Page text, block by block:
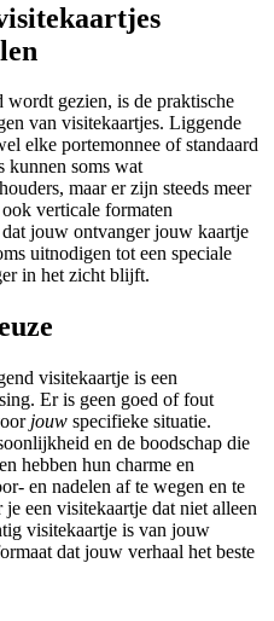
gezien, is de praktische
van visitekaartjes. Liggende
elke portemonnee of standaard
kunnen soms wat
maar er zijn steeds meer
verticale formaten
jouw ontvanger jouw kaartje
uitnodigen tot een speciale
in het zicht blijft.
visitekaartje is een
Er is geen goed of fout
jouw specifieke situatie.
en de boodschap die
hebben hun charme en
en nadelen af te wegen en te
een visitekaartje dat niet alleen
visitekaartje is van jouw
dat jouw verhaal het beste